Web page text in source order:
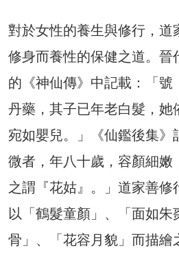
對於女性的養生與修行，道
修身而養性的保健之道。晉
的《神仙傳》中記載：「號
丹藥，其子已年老白髮，她
宛如嬰兒。」《仙鑑後集》
微者，年八十歲，容顏細嫩
之謂『花姑』。」道家善修
以「鶴髮童顏」、「面如朱
骨」、「花容月貌」而描繪